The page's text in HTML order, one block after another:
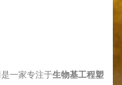
是一家专注于生物基工程塑